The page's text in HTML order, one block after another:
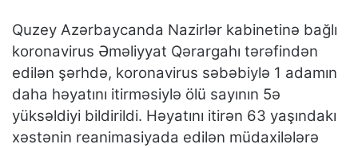
Quzey Azərbaycanda Nazirlər kabinetinə bağlı
koronavirus Əməliyyat Qərargahı tərəfindən
edilən şərhdə, koronavirus səbəbiylə 1 adamın
daha həyatını itirməsiylə ölü sayının 5ə
yüksəldiyi bildirildi. Həyatını itirən 63 yaşındakı
xəstənin reanimasiyada edilən müdaxilələrə